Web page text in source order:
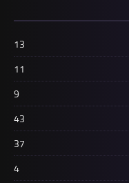
13
11
9
43
37
4